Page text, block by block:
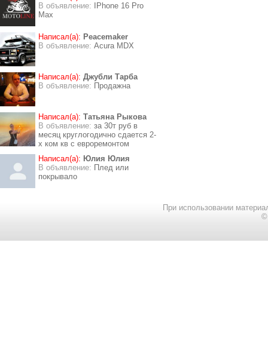
В объявление:
IPhone 16 Pro
Max
Написал(а): Peacemaker
В объявление: Acura MDX
Написал(а): Джубли Тарба
В объявление: Продажна
Написал(а): Татьяна Рыкова
В объявление: за 30т руб в
месяц круглогодично сдается 2-
х ком кв с евроремонтом
Написал(а): Юлия Юлия
В объявление: Плед или
покрывало
При использовании